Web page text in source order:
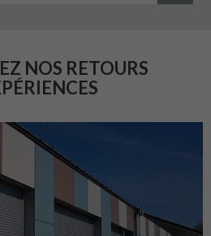
NOS RETOURS